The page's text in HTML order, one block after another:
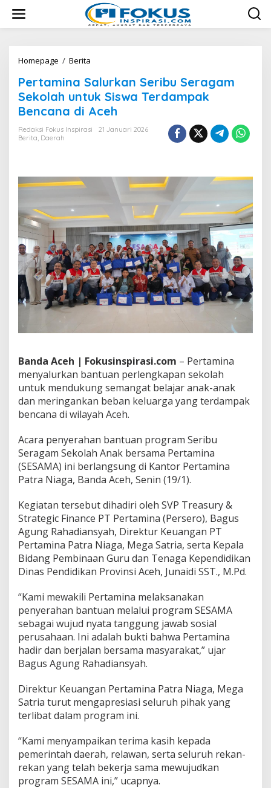
w
Homepage / Berita
r
t
a
m
i
l
k
n
S
e
r
i
b
u
r
a
m
S
e
o
a
h
u
t
k
S
i
w
a
T
r
d
a
m
p
a
k
B
n
c
a
d
i
A
c
Pertamina Salurkan Seribu Seragam
Sekolah untuk Siswa Terdampak
Bencana di Aceh
Redaksi Fokus Inspirasi
21 Januari 2026
Berita, Daerah
Banda Aceh | Fokusinspirasi.com – Pertamina
menyalurkan bantuan perlengkapan sekolah
untuk mendukung semangat belajar anak-anak
dan meringankan beban keluarga yang terdampak
bencana di wilayah Aceh.
Acara penyerahan bantuan program Seribu
Seragam Sekolah Anak bersama Pertamina
(SESAMA) ini berlangsung di Kantor Pertamina
Patra Niaga, Banda Aceh, Senin (19/1).
Kegiatan tersebut dihadiri oleh SVP Treasury &
Strategic Finance PT Pertamina (Persero), Bagus
Agung Rahadiansyah, Direktur Keuangan PT
Pertamina Patra Niaga, Mega Satria, serta Kepala
Bidang Pembinaan Guru dan Tenaga Kependidikan
Dinas Pendidikan Provinsi Aceh, Junaidi SST., M.Pd.
“Kami mewakili Pertamina melaksanakan
penyerahan bantuan melalui program SESAMA
sebagai wujud nyata tanggung jawab sosial
perusahaan. Ini adalah bukti bahwa Pertamina
hadir dan berjalan bersama masyarakat,” ujar
Bagus Agung Rahadiansyah.
Direktur Keuangan Pertamina Patra Niaga, Mega
Satria turut mengapresiasi seluruh pihak yang
terlibat dalam program ini.
“Kami menyampaikan terima kasih kepada
pemerintah daerah, relawan, serta seluruh rekan-
rekan yang telah bekerja sama mewujudkan
program SESAMA ini,” ucapnya.